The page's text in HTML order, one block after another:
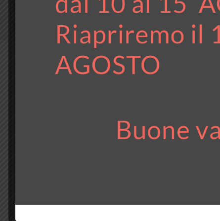
Scarica l'elenco completo.
Impianti con FPC Certificato.